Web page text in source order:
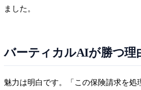
ました。
バーティカルAIが勝つ理
魅力は明白です。「この保険請求を処